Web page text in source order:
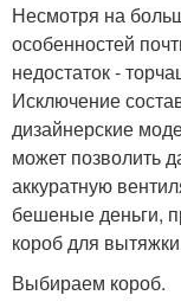
Несмотря на
особенностей
недостаток -
Исключение
дизайнерские
может позволить
аккуратную
бешеные деньги,
короб для
Выбираем короб.